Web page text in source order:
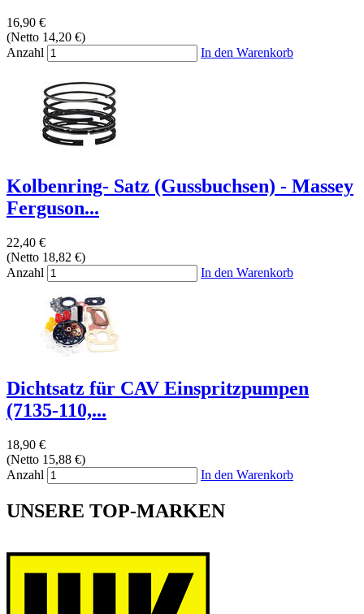
16,90 €
(Netto 14,20 €)
Anzahl
In den Warenkorb
Kolbenring- Satz (Gussbuchsen) - Massey
Ferguson...
22,40 €
(Netto 18,82 €)
Anzahl
In den Warenkorb
Dichtsatz für CAV Einspritzpumpen
(7135-110,...
18,90 €
(Netto 15,88 €)
Anzahl
In den Warenkorb
UNSERE TOP-MARKEN